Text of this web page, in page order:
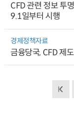
CFD 관련 정보 투
9.1일부터 시행
경제정책자료
금융당국, CFD 제